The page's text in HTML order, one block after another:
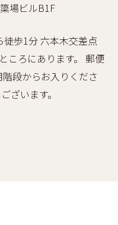
場ビルB1F
徒歩1分 六本木交差点
ころにあります。 郵便
段からお入りくださ
ざいます。